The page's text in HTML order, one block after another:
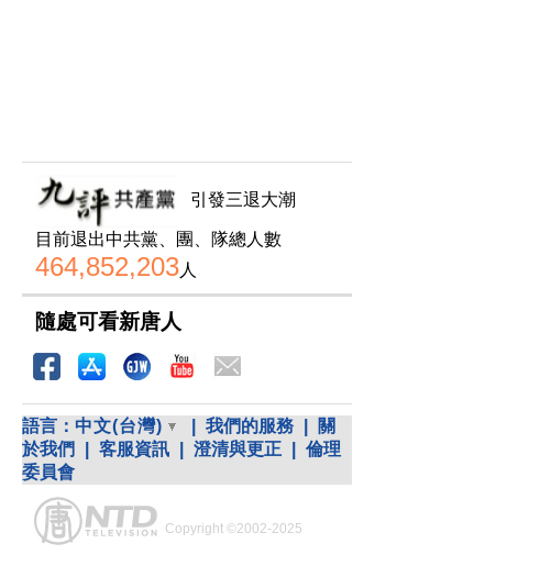
引發三退大潮
目前退出中共黨、團、隊總人數
464,852,203人
隨處可看新唐人
語言： 中文(台灣) 我們的服務
關
於我們
客服資訊 澄清與更正
倫理
委員會
Copyright ©2002-2025